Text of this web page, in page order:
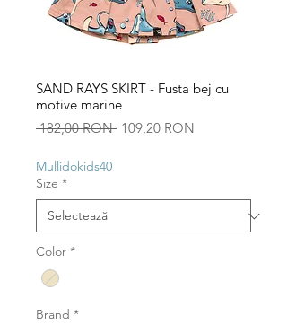
SAND RAYS SKIRT - Fusta bej cu
motive marine
182,00 RON Preț
109,20 RON
Mullidokids40
Size *
Color *
Brand *